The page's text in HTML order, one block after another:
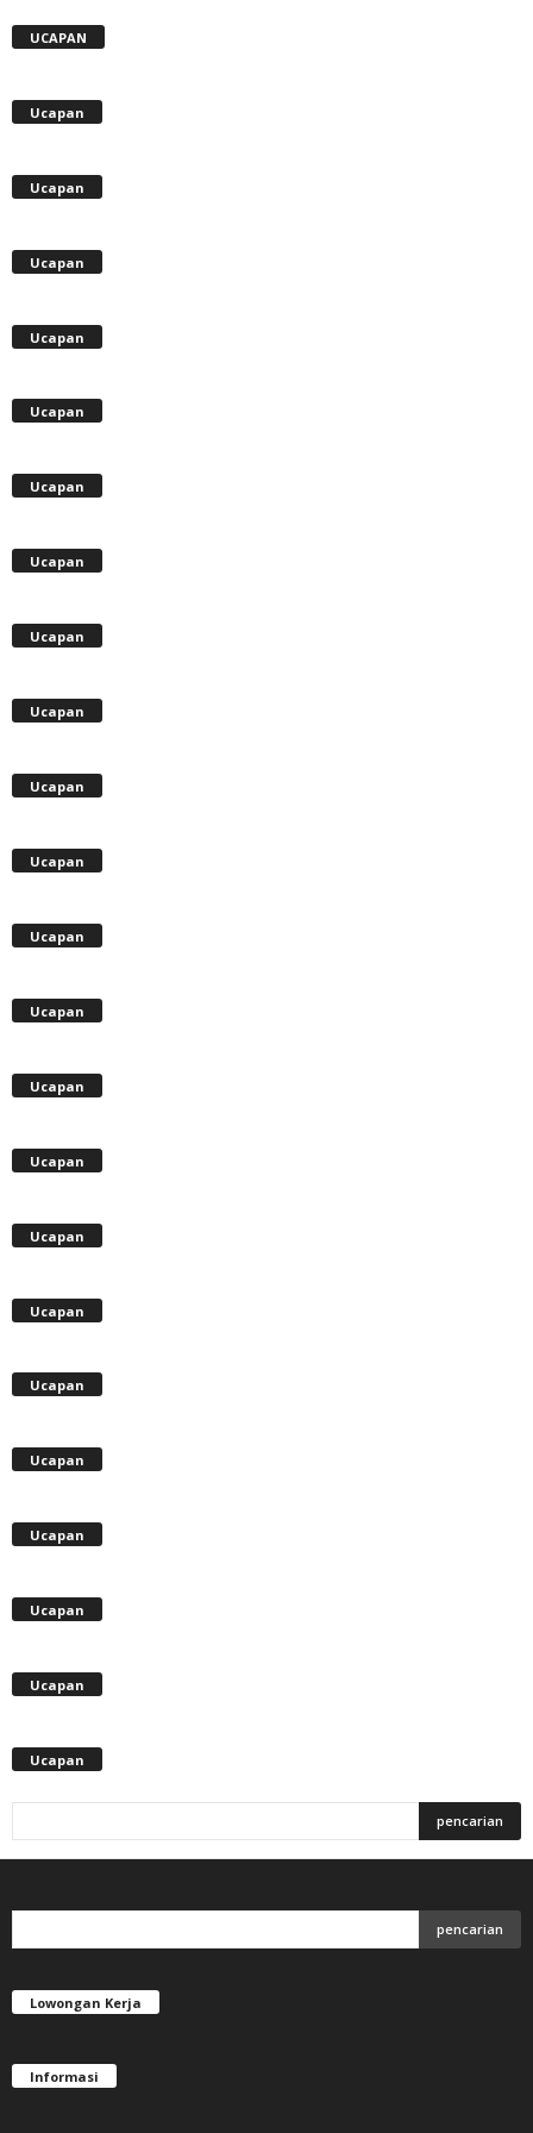
UCAPAN
Ucapan
Ucapan
Ucapan
Ucapan
Ucapan
Ucapan
Ucapan
Ucapan
Ucapan
Ucapan
Ucapan
Ucapan
Ucapan
Ucapan
Ucapan
Ucapan
Ucapan
Ucapan
Ucapan
Ucapan
Ucapan
Ucapan
Ucapan
Lowongan Kerja
Informasi